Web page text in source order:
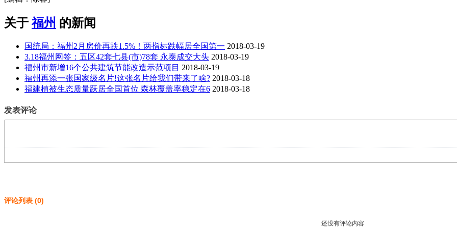
关于 福州 的新闻
国统局：福州2月房价再跌1.5%！两指标跌幅居全国第一 2018-03-19
3.18福州网签：五区42套七县(市)78套 永泰成交大头 2018-03-19
福州市新增16个公共建筑节能改造示范项目 2018-03-19
福州再添一张国家级名片!这张名片给我们带来了啥? 2018-03-18
福建植被生态质量跃居全国首位 森林覆盖率稳定在6 2018-03-18
发表评论
评论列表 (0)
还没有评论内容